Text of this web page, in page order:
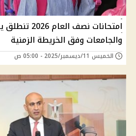
امتحانات نصف
والجامعات وفق الخريطة الزمنية
الخميس 11/ديسمبر/2025 - 05:00 ص